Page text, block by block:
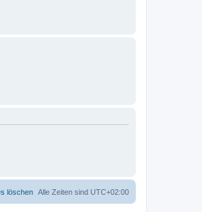
Alle Zeiten sind UTC+02:00
löschen